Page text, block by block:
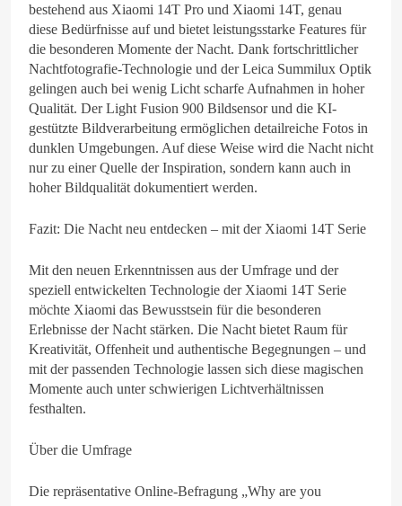
bestehend aus Xiaomi 14T Pro und Xiaomi 14T, genau
diese Bedürfnisse auf und bietet leistungsstarke Features für
die besonderen Momente der Nacht. Dank fortschrittlicher
Nachtfotografie-Technologie und der Leica Summilux Optik
gelingen auch bei wenig Licht scharfe Aufnahmen in hoher
Qualität. Der Light Fusion 900 Bildsensor und die KI-
gestützte Bildverarbeitung ermöglichen detailreiche Fotos in
dunklen Umgebungen. Auf diese Weise wird die Nacht nicht
nur zu einer Quelle der Inspiration, sondern kann auch in
hoher Bildqualität dokumentiert werden.
Fazit: Die Nacht neu entdecken – mit der Xiaomi 14T Serie
Mit den neuen Erkenntnissen aus der Umfrage und der
speziell entwickelten Technologie der Xiaomi 14T Serie
möchte Xiaomi das Bewusstsein für die besonderen
Erlebnisse der Nacht stärken. Die Nacht bietet Raum für
Kreativität, Offenheit und authentische Begegnungen – und
mit der passenden Technologie lassen sich diese magischen
Momente auch unter schwierigen Lichtverhältnissen
festhalten.
Über die Umfrage
Die repräsentative Online-Befragung „Why are you